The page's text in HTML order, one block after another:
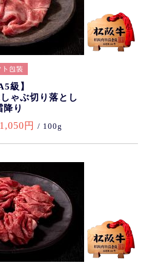
級】
ゃぶ切り落とし
降り
1,050円 / 100g